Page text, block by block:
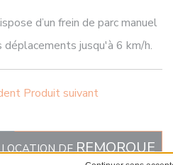
d’un frein de parc manuel
jusqu'à 6 km/h.
Produit suivant
DEREMORQUE